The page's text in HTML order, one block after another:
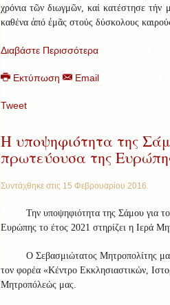
χρόνια τῶν διωγμῶν, καί κατέστησε τήν
καθένα ἀπό ἐμᾶς στούς δύσκολους
Διαβάστε Περισσότερα
Εκτύπωση Email
Tweet
Η υποψηφιότητα της
πρωτεύουσα της
Συντάχθηκε στις 15 Φεβρουαρίου 2016.
Την υποψηφιότητα της Σάμου για
Ευρώπης το έτος 2021 στηρίζει η Ιερά
Ο Σεβασμιώτατος Μητροπολίτης
τον φορέα «Κέντρο Εκκλησιαστικών,
Μητροπόλεώς μας.